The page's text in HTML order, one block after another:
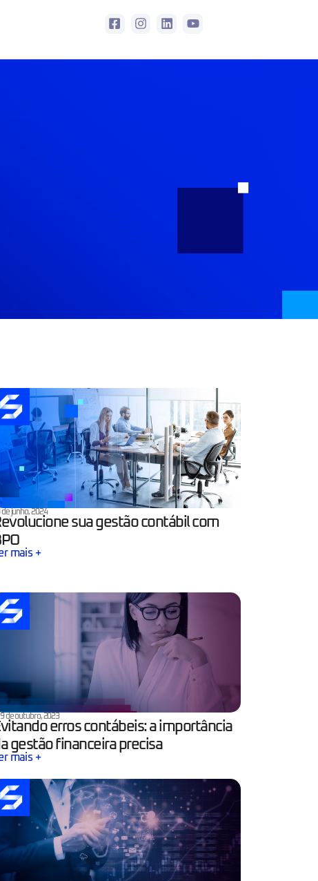
de junho, 2024
sua gestão contábil com
mais +
de outubro, 2023
erros contábeis: a importância
gestão financeira precisa
mais +